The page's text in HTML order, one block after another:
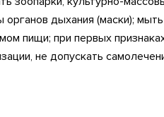
дыхания (маски);
пищи; при первых
не допускать